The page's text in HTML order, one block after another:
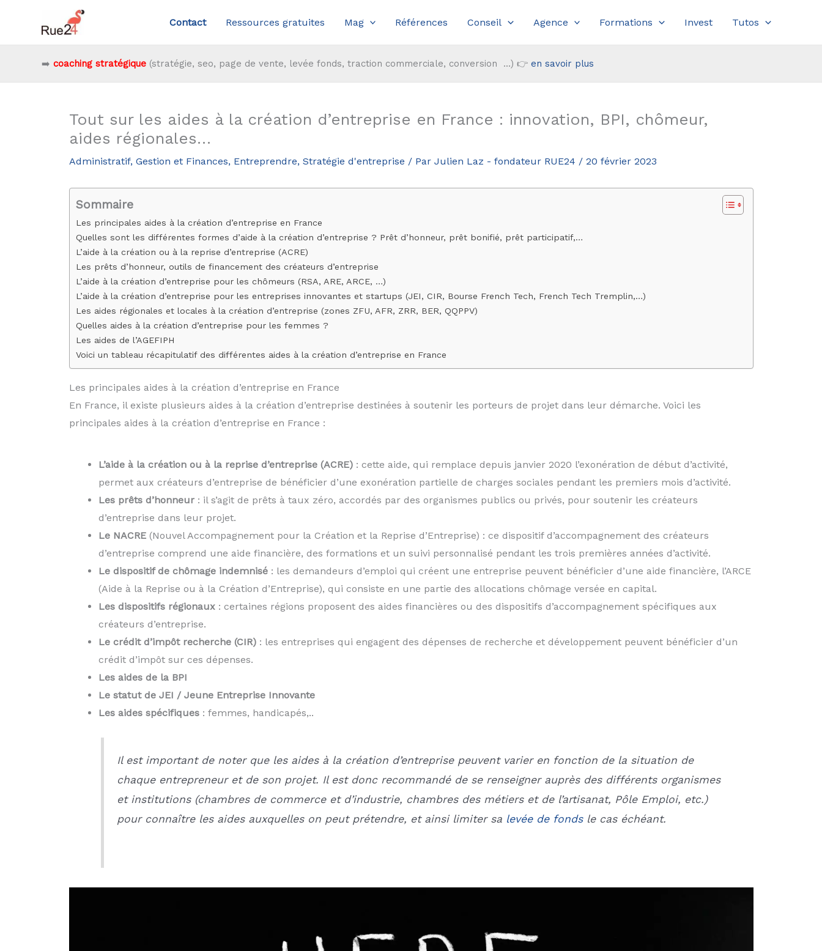
contenu
Contact Ressources gratuites Mag Références Conseil Agence Formations Invest Tutos
➡️ coaching stratégique(stratégie, seo, page de vente, levée fonds, traction commerciale, conversion ...) 👉 en savoir plus
Tout sur les aides à la création d’entreprise en France : innovation, BPI, chômeur,
aides régionales…
Administratif, Gestion et Finances, Entreprendre, Stratégie d'entreprise / Par Julien Laz - fondateur RUE24 / 20 février 2023
Sommaire
Les principales aides à la création d’entreprise en France
Quelles sont les différentes formes d’aide à la création d’entreprise ? Prêt d’honneur, prêt bonifié, prêt participatif,…
L’aide à la création ou à la reprise d’entreprise (ACRE)
Les prêts d’honneur, outils de financement des créateurs d’entreprise
L’aide à la création d’entreprise pour les chômeurs (RSA, ARE, ARCE, …)
L’aide à la création d’entreprise pour les entreprises innovantes et startups (JEI, CIR, Bourse French Tech, French Tech Tremplin,…)
Les aides régionales et locales à la création d’entreprise (zones ZFU, AFR, ZRR, BER, QQPPV)
Quelles aides à la création d’entreprise pour les femmes ?
Les aides de l’AGEFIPH
Voici un tableau récapitulatif des différentes aides à la création d’entreprise en France
Les principales aides à la création d’entreprise en France
En France, il existe plusieurs aides à la création d’entreprise destinées à soutenir les porteurs de projet dans leur démarche. Voici les
principales aides à la création d’entreprise en France :
L’aide à la création ou à la reprise d’entreprise (ACRE): cette aide, qui remplace depuis janvier 2020 l’exonération de début d’activité,
permet aux créateurs d’entreprise de bénéficier d’une exonération partielle de charges sociales pendant les premiers mois d’activité.
Les prêts d’honneur : il s’agit de prêts à taux zéro, accordés par des organismes publics ou privés, pour soutenir les créateurs
d’entreprise dans leur projet.
Le NACRE(Nouvel Accompagnement pour la Création et la Reprise d’Entreprise) : ce dispositif d’accompagnement des créateurs
d’entreprise comprend une aide financière, des formations et un suivi personnalisé pendant les trois premières années d’activité.
Le dispositif de chômage indemnisé: les demandeurs d’emploi qui créent une entreprise peuvent bénéficier d’une aide financière, l’ARCE
(Aide à la Reprise ou à la Création d’Entreprise), qui consiste en une partie des allocations chômage versée en capital.
Les dispositifs régionaux : certaines régions proposent des aides financières ou des dispositifs d’accompagnement spécifiques aux
créateurs d’entreprise.
Le crédit d’impôt recherche (CIR): les entreprises qui engagent des dépenses de recherche et développement peuvent bénéficier d’un
crédit d’impôt sur ces dépenses.
Les aides de la BPI
Le statut de JEI / Jeune Entreprise Innovante
Les aides spécifiques : femmes, handicapés,..
Il est important de noter que les aides à la création d’entreprise peuvent varier en fonction de la situation de
chaque entrepreneur et de son projet. Il est donc recommandé de se renseigner auprès des différents organismes
et institutions (chambres de commerce et d’industrie, chambres des métiers et de l’artisanat, Pôle Emploi, etc.)
pour connaître les aides auxquelles on peut prétendre, et ainsi limiter sa levée de fondsle cas échéant.